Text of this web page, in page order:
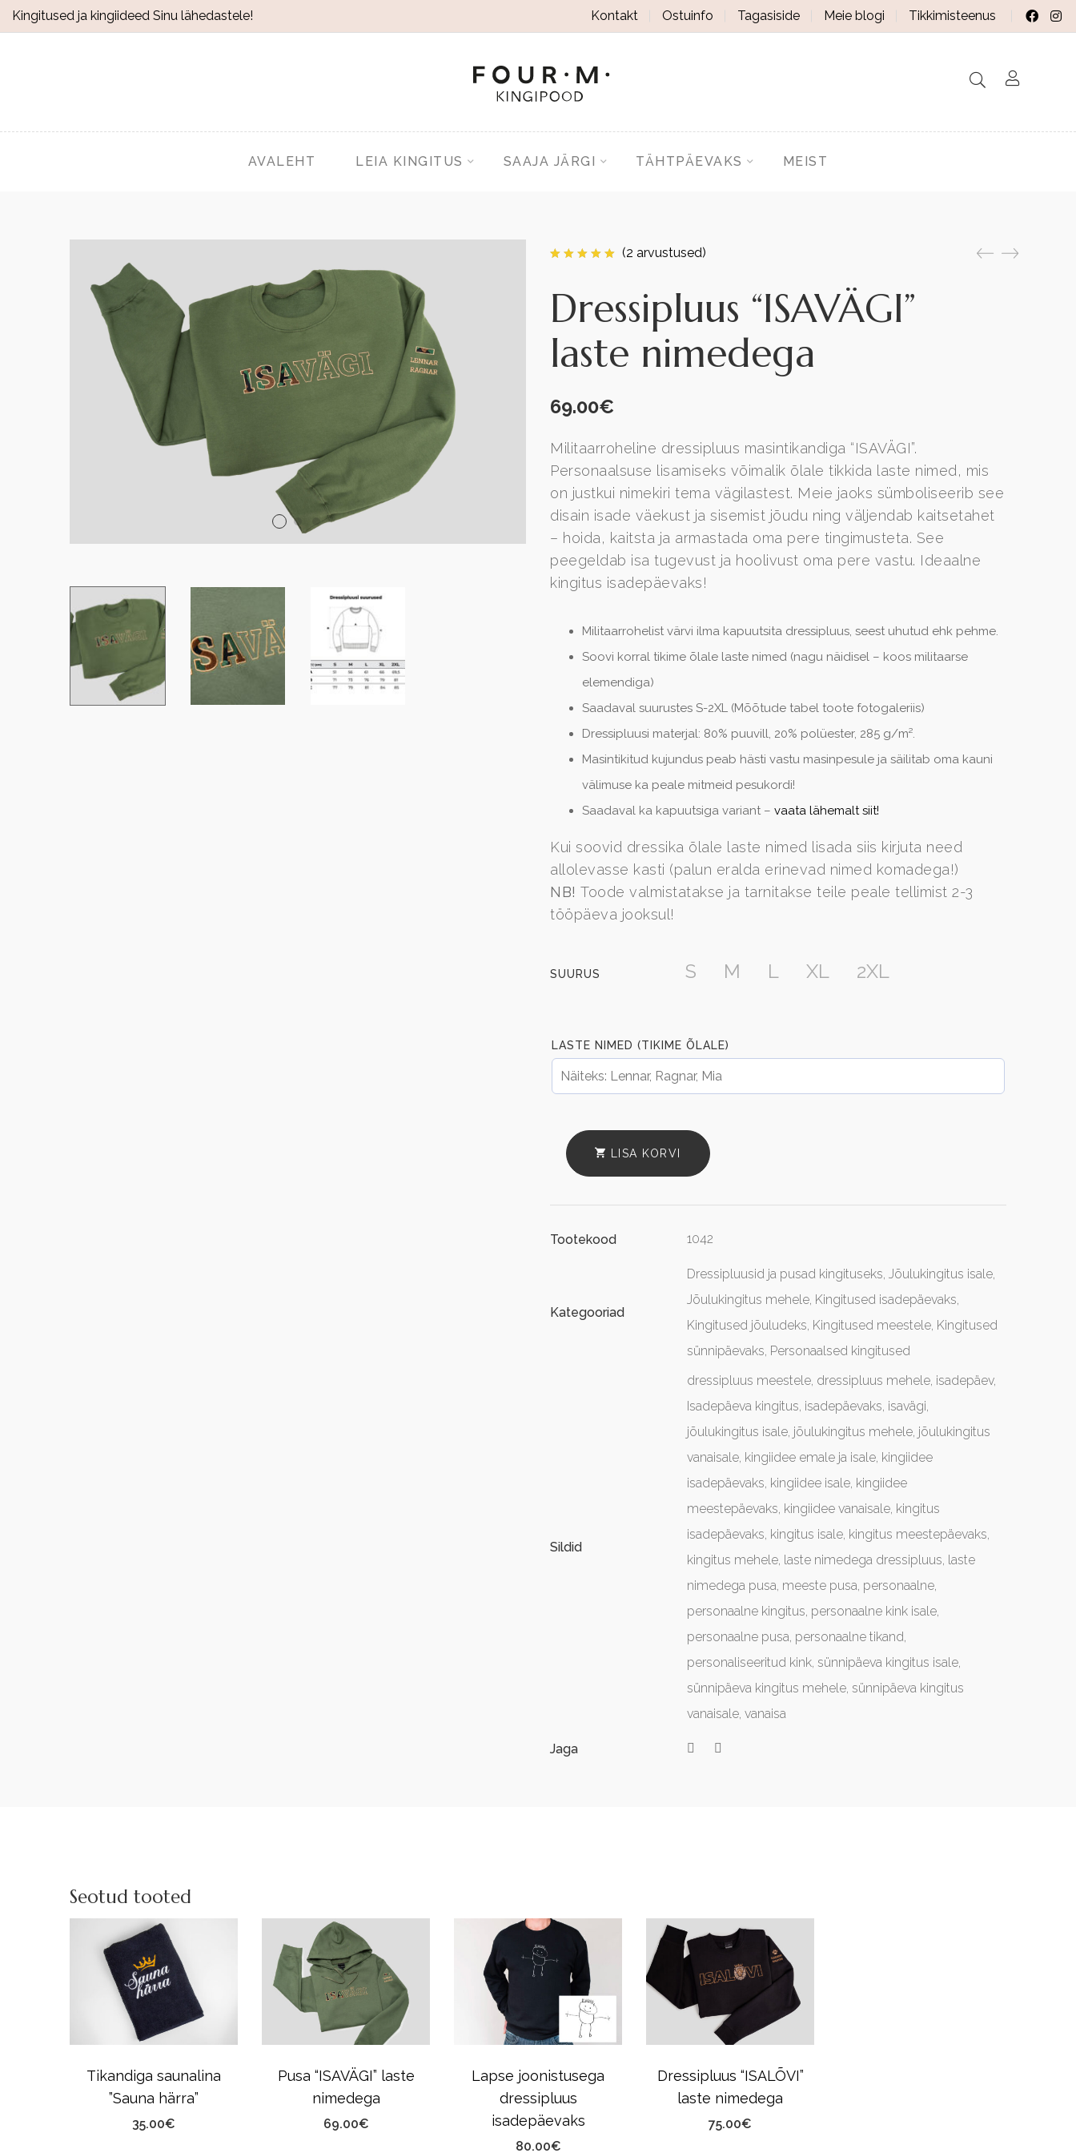
Kingitused ja kingiideed Sinu lähedastele! Kontakt Ostuinfo Tagasiside Meie blogi Tikkimisteenus
AVALEHT LEIA KINGITUS SAAJA JÄRGI TÄHTPÄEVAKS MEIST
(2 arvustused)
Dressipluus “ISAVÄGI”
laste nimedega
69.00€
Militaarroheline dressipluus masintikandiga “ISAVÄGI”.
Personaalsuse lisamiseks võimalik õlale tikkida laste nimed, mis
on justkui nimekiri tema vägilastest. Meie jaoks sümboliseerib see
disain isade väekust ja sisemist jõudu ning väljendab kaitsetahet
– hoida, kaitsta ja armastada oma pere tingimusteta. See
peegeldab isa tugevust ja hoolivust oma pere vastu. Ideaalne
kingitus isadepäevaks!
Militaarrohelist värvi ilma kapuutsita dressipluus, seest uhutud ehk pehme.
Soovi korral tikime õlale laste nimed (nagu näidisel – koos militaarse
elemendiga)
Saadaval suurustes S-2XL (Mõõtude tabel toote fotogaleriis)
Dressipluusi materjal: 80% puuvill, 20% polüester, 285 g/m².
Masintikitud kujundus peab hästi vastu masinpesule ja säilitab oma kauni
välimuse ka peale mitmeid pesukordi!
Saadaval ka kapuutsiga variant – vaata lähemalt siit!
Kui soovid dressika õlale laste nimed lisada siis kirjuta need
allolevasse kasti (palun eralda erinevad nimed komadega!)
NB! Toode valmistatakse ja tarnitakse teile peale tellimist 2-3
tööpäeva jooksul!
SUURUS S M L XL 2XL
LASTE NIMED (TIKIME ÕLALE)
LISA KORVI
Tootekood 1042
Kategooriad
Dressipluusid ja pusad kingituseks, Jõulukingitus isale,
Jõulukingitus mehele, Kingitused isadepäevaks,
Kingitused jõuludeks, Kingitused meestele, Kingitused
sünnipäevaks, Personaalsed kingitused
Sildid
dressipluus meestele, dressipluus mehele, isadepäev,
Isadepäeva kingitus, isadepäevaks, isavägi,
jõulukingitus isale, jõulukingitus mehele, jõulukingitus
vanaisale, kingiidee emale ja isale, kingiidee
isadepäevaks, kingiidee isale, kingiidee
meestepäevaks, kingiidee vanaisale, kingitus
isadepäevaks, kingitus isale, kingitus meestepäevaks,
kingitus mehele, laste nimedega dressipluus, laste
nimedega pusa, meeste pusa, personaalne,
personaalne kingitus, personaalne kink isale,
personaalne pusa, personaalne tikand,
personaliseeritud kink, sünnipäeva kingitus isale,
sünnipäeva kingitus mehele, sünnipäeva kingitus
vanaisale, vanaisa
Jaga
Seotud tooted
Tikandiga saunalina
”Sauna härra”
35.00€
Pusa “ISAVÄGI” laste
nimedega
69.00€
Lapse joonistusega
dressipluus
isadepäevaks
80.00€
Dressipluus “ISALÕVI”
laste nimedega
75.00€